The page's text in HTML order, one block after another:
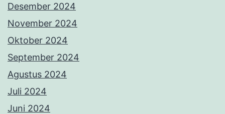
Desember 2024
November 2024
Oktober 2024
September 2024
Agustus 2024
Juli 2024
Juni 2024